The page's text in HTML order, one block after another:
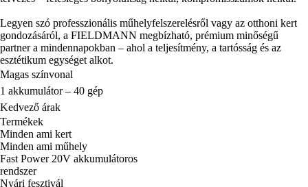
Legyen szó professzionális műhelyfelszerelésről vagy az otthoni kert
gondozásáról, a FIELDMANN megbízható, prémium minőségű
partner a mindennapokban – ahol a teljesítmény, a tartósság és az
esztétikum egységet alkot.
Magas színvonal
1 akkumulátor – 40 gép
Kedvező árak
Termékek
Minden ami kert
Minden ami műhely
Fast Power 20V akkumulátoros
rendszer
Nyári fesztivál